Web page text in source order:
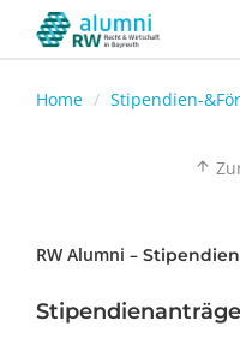
Home Stipendien-
arrow_upward
RW Alumni –